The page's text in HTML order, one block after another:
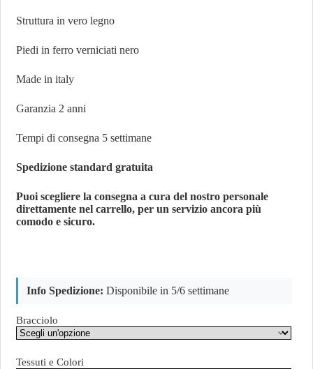
Struttura in vero legno
Piedi in ferro verniciati nero
Made in italy
Garanzia 2 anni
Tempi di consegna 5 settimane
Spedizione standard gratuita
Puoi scegliere la consegna a cura del nostro personale
direttamente nel carrello, per un servizio ancora più
comodo e sicuro.
Info Spedizione: Disponibile in 5/6 settimane
Bracciolo
Tessuti e Colori